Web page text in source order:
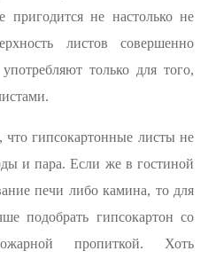
пригодится не настолько не
листов совершенно
только для того,
что гипсокартонные листы не
и пара. Если же в гостиной
печи либо камина, то для
подобрать гипсокартон со
пропиткой. Хоть